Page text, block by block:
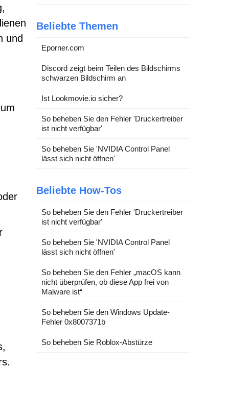
und
Beliebte Themen
Eporner.com
Discord zeigt beim Teilen des Bildschirms
schwarzen Bildschirm an
Ist Lookmovie.io sicher?
So beheben Sie den Fehler 'Druckertreiber
ist nicht verfügbar'
So beheben Sie 'NVIDIA Control Panel
lässt sich nicht öffnen'
Beliebte How-Tos
So beheben Sie den Fehler 'Druckertreiber
ist nicht verfügbar'
So beheben Sie 'NVIDIA Control Panel
lässt sich nicht öffnen'
So beheben Sie den Fehler „macOS kann
nicht überprüfen, ob diese App frei von
Malware ist“
So beheben Sie den Windows Update-
Fehler 0x8007371b
So beheben Sie Roblox-Abstürze